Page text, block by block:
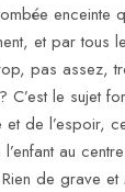
enceinte
et par tous
pas assez,
C’est le sujet
de l’espoir,
au
de grave